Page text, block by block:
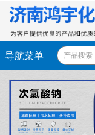
导航菜单